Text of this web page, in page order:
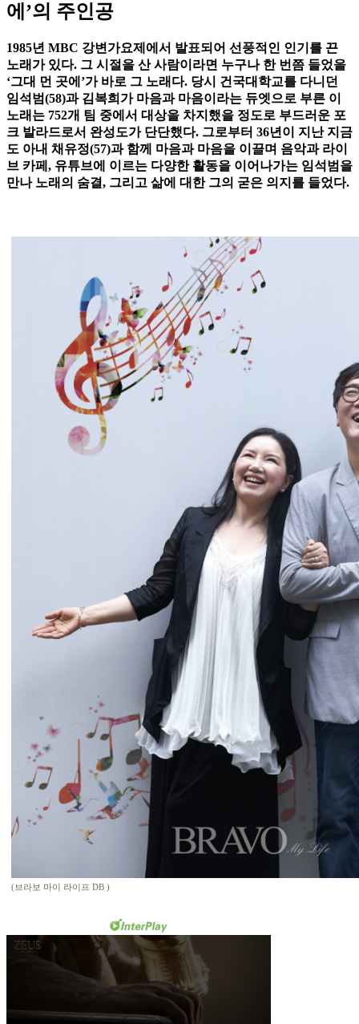
에’의 주인공
1985년 MBC 강변가요제에서 발표되어 선풍적인 인기를 끈
노래가 있다. 그 시절을 산 사람이라면 누구나 한 번쯤 들었을
‘그대 먼 곳에’가 바로 그 노래다. 당시 건국대학교를 다니던
임석범(58)과 김복희가 마음과 마음이라는 듀엣으로 부른 이
노래는 752개 팀 중에서 대상을 차지했을 정도로 부드러운 포
크 발라드로서 완성도가 단단했다. 그로부터 36년이 지난 지금
도 아내 채유정(57)과 함께 마음과 마음을 이끌며 음악과 라이
브 카페, 유튜브에 이르는 다양한 활동을 이어나가는 임석범을
만나 노래의 숨결, 그리고 삶에 대한 그의 굳은 의지를 들었다.
(브라보 마이 라이프 DB )